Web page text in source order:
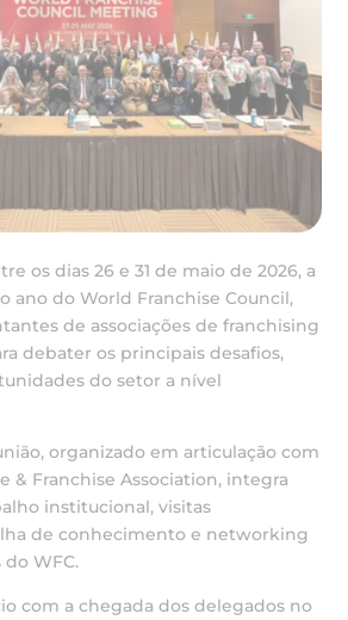
os dias 26 e 31 de maio de 2026, a
ano do World Franchise Council,
de associações de franchising
debater os principais desafios,
do setor a nível
organizado em articulação com
& Franchise Association, integra
institucional, visitas
de conhecimento e networking
WFC.
com a chegada dos delegados no